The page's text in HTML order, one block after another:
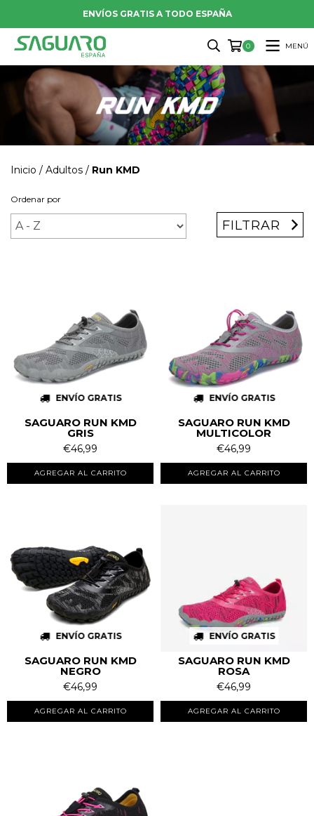
ENVÍOS GRATIS A TODO ESPAÑA
0 MENÚ
Inicio / Adultos / Run KMD
Ordenar por
FILTRAR
ENVÍO GRATIS
SAGUARO RUN KMD
GRIS
€46,99
AGREGAR AL CARRITO
ENVÍO GRATIS
SAGUARO RUN KMD
MULTICOLOR
€46,99
AGREGAR AL CARRITO
ENVÍO GRATIS
SAGUARO RUN KMD
NEGRO
€46,99
AGREGAR AL CARRITO
ENVÍO GRATIS
SAGUARO RUN KMD
ROSA
€46,99
AGREGAR AL CARRITO